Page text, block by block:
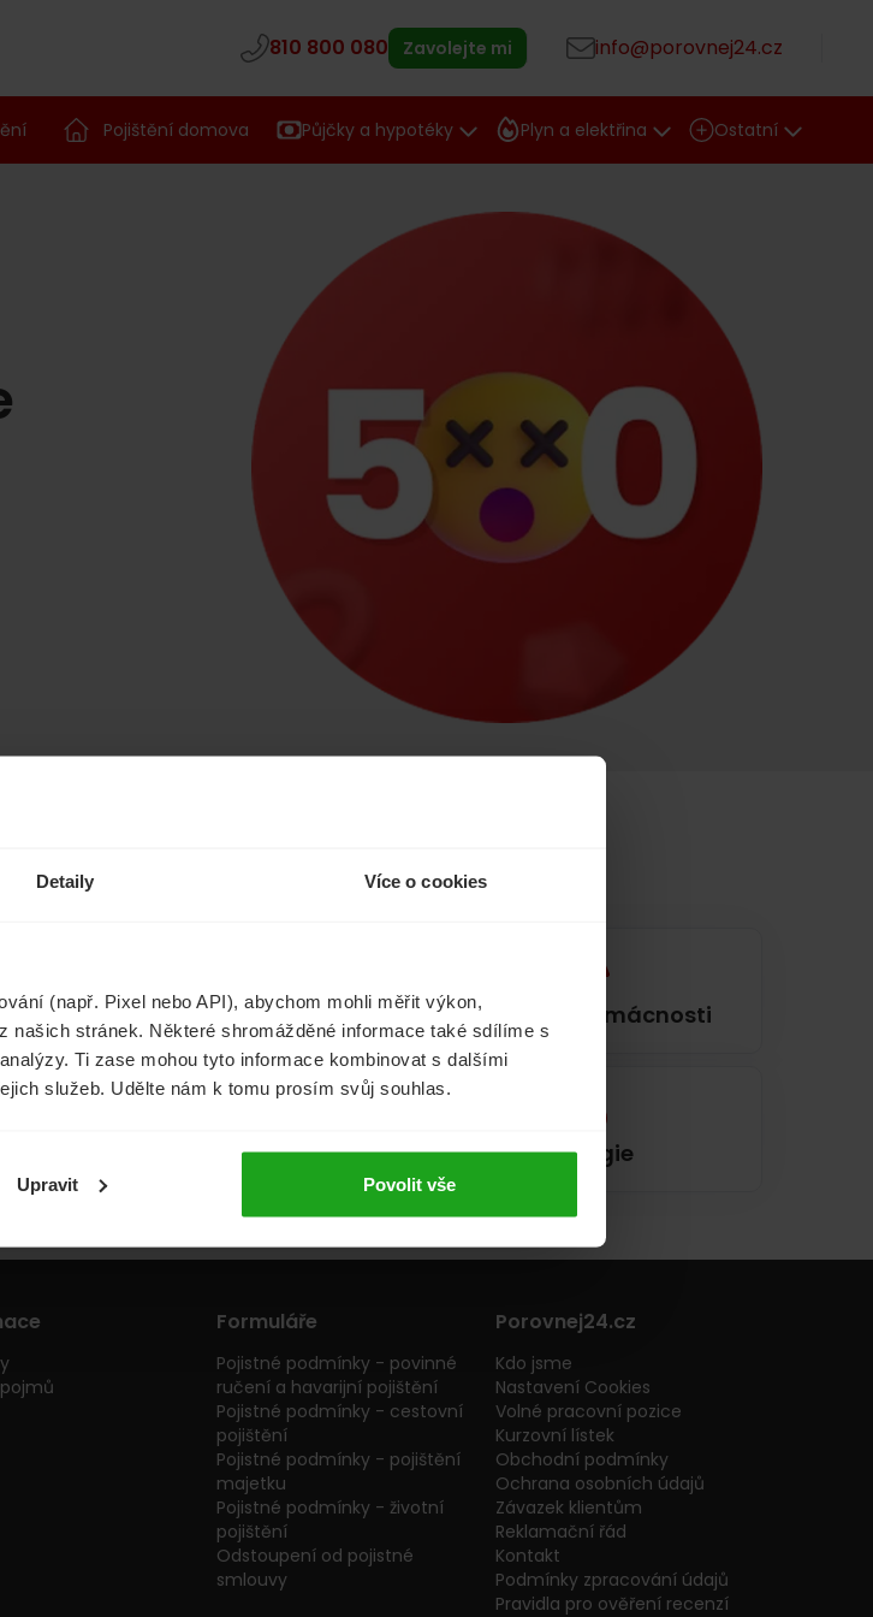
Detaily Více o cookies
(např. Pixel nebo API), abychom mohli měřit výkon,
našich stránek. Některé shromážděné informace také sdílíme s
Ti zase mohou tyto informace kombinovat s dalšími
služeb. Udělte nám k tomu prosím svůj souhlas.
Upravit Povolit vše
810 800 080 Zavolejte mi info@porovnej24.cz
Pojištění domova Půjčky a hypotéky Plyn a elektřina Ostatní
s námi
Cestovní pojištění Pojištění domácnosti
Životní pojištění Energie
Formuláře
Pojistné podmínky - povinné
ručení a havarijní pojištění
Pojistné podmínky - cestovní
pojištění
Pojistné podmínky - pojištění
majetku
Pojistné podmínky - životní
pojištění
Odstoupení od pojistné
smlouvy
Porovnej24.cz
Kdo jsme
Nastavení Cookies
Volné pracovní pozice
Kurzovní lístek
Obchodní podmínky
Ochrana osobních údajů
Závazek klientům
Reklamační řád
Kontakt
Podmínky zpracování údajů
Pravidla pro ověření recenzí